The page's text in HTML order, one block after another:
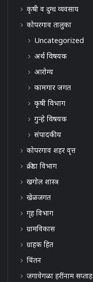
कृषी व दुग्ध व्यवसाय
कोपरगाव तालुका
Uncategorized
अर्थ विषयक
आरोग्य
कामगार जगत
कृषी विभाग
गुन्हे विषयक
संपादकीय
कोपरगाव शहर वृत्त
क्रीडा विभाग
खगोल शास्त्र
खेळजगत
गृह विभाग
ग्रामविकास
ग्राहक हित
चिंतन
जगावेगळा हरींनाम सप्ताह